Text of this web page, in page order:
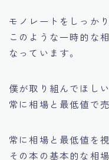
モノレートをしっか
このような一時的な
なっています。
僕が取り組んでほし
常に相場と最低値で
常に相場と最低値を
その本の基本的な相